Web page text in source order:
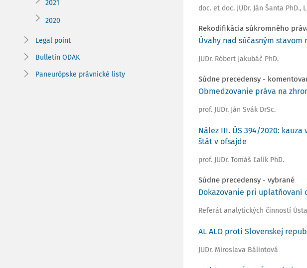
2021
2020
Legal point
Bulletin ODAK
Paneurópske právnické listy
doc. et doc. JUDr. Ján Šanta PhD.,
Rekodifikácia súkromného
Úvahy nad súčasným
JUDr. Róbert Jakubáč PhD.
Súdne precedensy -
Obmedzovanie práva na
prof. JUDr. Ján Svák DrSc.
Nález III. ÚS 394/2020:
štát v ofsajde
prof. JUDr. Tomáš Ľalík PhD.
Súdne precedensy - vybrané
Dokazovanie pri uplatňovaní
Referát analytických činností
AL ALO proti Slovenskej
JUDr. Miroslava Bálintová